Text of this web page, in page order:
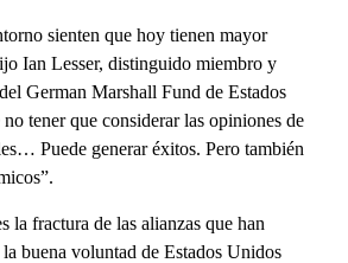
sienten que hoy tienen mayor
Ian Lesser, distinguido miembro y
German Marshall Fund de Estados
tener que considerar las opiniones de
Puede generar éxitos. Pero también
la fractura de las alianzas que han
buena voluntad de Estados Unidos